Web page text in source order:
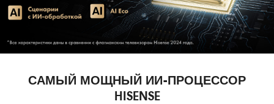
САМЫЙ МОЩНЫЙ ИИ-ПРОЦЕССОР
HISENSE